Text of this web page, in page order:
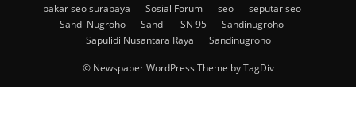
pakar seo surabaya
Sosial Forum seo
seputar seo
Sandi Nugroho
Sandi SN 95
Sandinugroho
Sapulidi Nusantara Raya
Sandinugroho
© Newspaper WordPress Theme by TagDiv